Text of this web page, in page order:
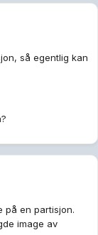
så egentlig kan
på en partisjon.
image av